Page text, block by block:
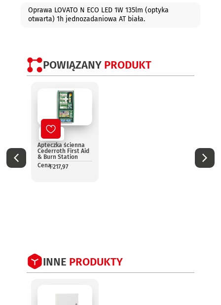
Oprawa LOVATO N ECO LED 1W 135lm (optyka
otwarta) 1h jednozadaniowa AT biała.
POWIĄZANY PRODUKT
Nowy
Apteczka ścienna
Cederroth First Aid
& Burn Station
Cena:1 217,97
Cena:
INNE PRODUKTY